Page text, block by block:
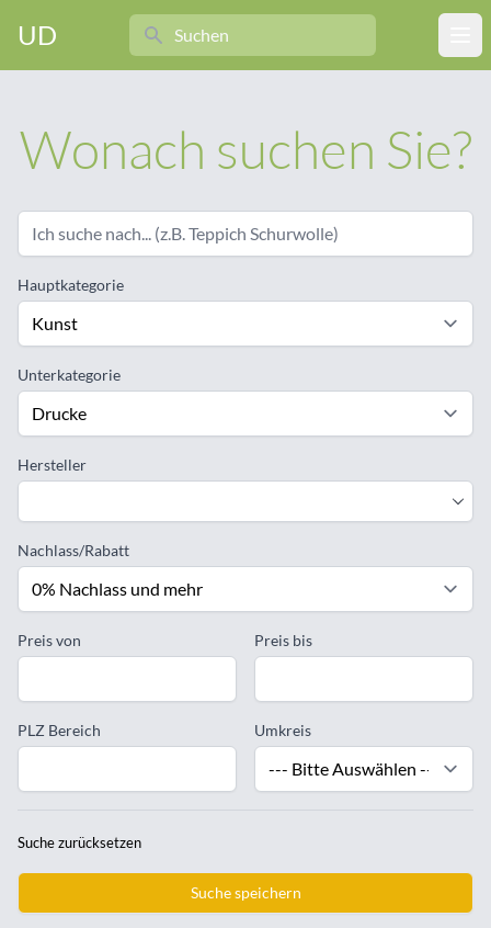
UD
Search
Wonach suchen Sie?
Hauptkategorie
Unterkategorie
Hersteller
Nachlass/Rabatt
Preis von Preis bis
PLZ Bereich Umkreis
Suche zurücksetzen
Suche speichern